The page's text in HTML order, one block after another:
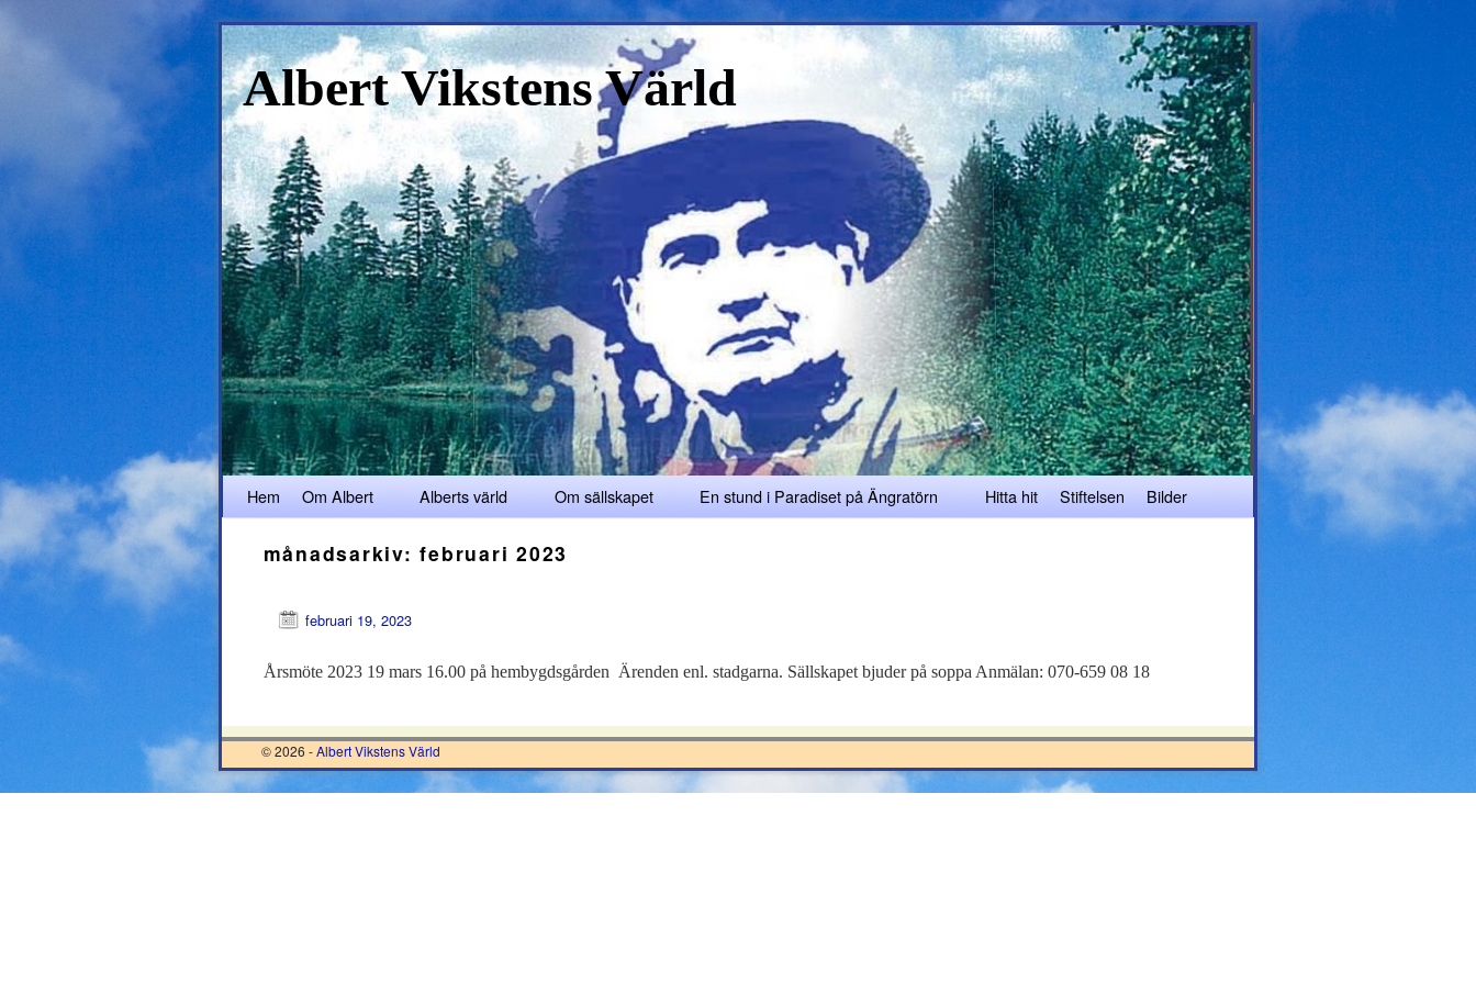
Albert Vikstens Värld
Hoppa till huvudinnehåll
Hoppa till sekundärt innehåll
Hem Om Albert Alberts värld Om sällskapet En stund i Paradiset på Ängratörn Hitta hit Stiftelsen Bilder
månadsarkiv:februari 2023
februari 19, 2023
Årsmöte 2023 19 mars 16.00 på hembygdsgården Ärenden enl. stadgarna. Sällskapet bjuder på soppa Anmälan: 070-659 08 18
© 2026 -Albert Vikstens Värld